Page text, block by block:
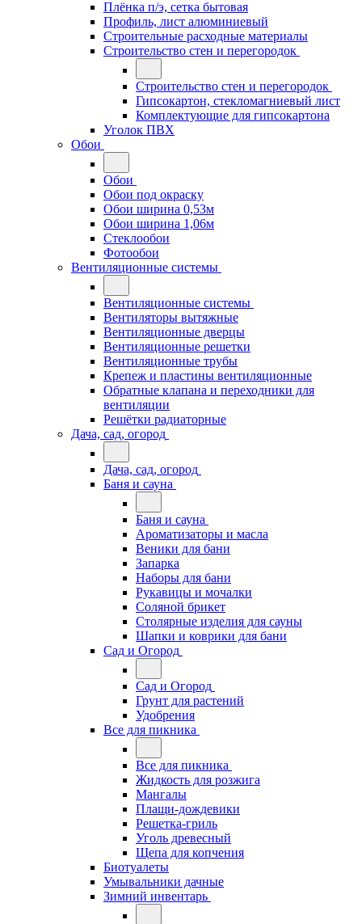
Плёнка п/э, сетка бытовая
Профиль, лист алюминиевый
Строительные расходные материалы
Строительство стен и перегородок
Строительство стен и перегородок
Гипсокартон, стекломагниевый лист
Комплектующие для гипсокартона
Уголок ПВХ
Обои
Обои
Обои под окраску
Обои ширина 0,53м
Обои ширина 1,06м
Стеклообои
Фотообои
Вентиляционные системы
Вентиляционные системы
Вентиляторы вытяжные
Вентиляционные дверцы
Вентиляционные решетки
Вентиляционные трубы
Крепеж и пластины вентиляционные
Обратные клапана и переходники для
вентиляции
Решётки радиаторные
Дача, сад, огород
Дача, сад, огород
Баня и сауна
Баня и сауна
Ароматизаторы и масла
Веники для бани
Запарка
Наборы для бани
Рукавицы и мочалки
Соляной брикет
Столярные изделия для сауны
Шапки и коврики для бани
Сад и Огород
Сад и Огород
Грунт для растений
Удобрения
Все для пикника
Все для пикника
Жидкость для розжига
Мангалы
Плащи-дождевики
Решетка-гриль
Уголь древесный
Щепа для копчения
Биотуалеты
Умывальники дачные
Зимний инвентарь